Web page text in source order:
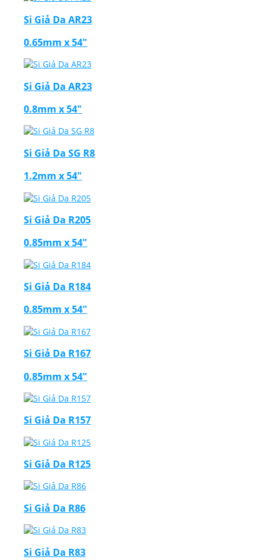
Si Giả Da AR23
0.65mm x 54"
Si Giả Da AR23
0.8mm x 54"
Si Giả Da SG R8
1.2mm x 54"
Si Giả Da R205
0.85mm x 54"
Si Giả Da R184
0.85mm x 54"
Si Giả Da R167
0.85mm x 54"
Si Giả Da R157
Si Giả Da R125
Si Giả Da R86
Si Giả Da R83